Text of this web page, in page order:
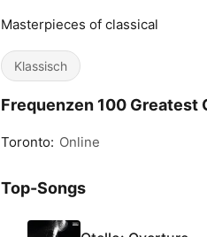
Masterpieces of classical
Klassisch
Frequenzen 100 Greatest
Toronto: Online
Top-Songs